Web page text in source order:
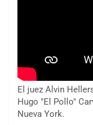
El juez Alvin
Hugo "El Pollo"
Nueva York.